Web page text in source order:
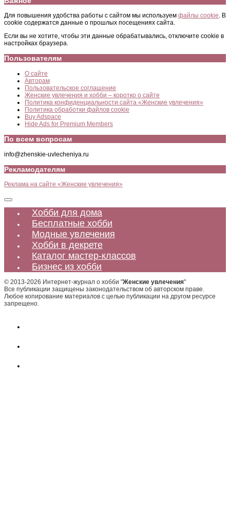
Для повышения удобства работы с сайтом мы используем файлы cookie. В
cookie содержатся данные о прошлых посещениях сайта.
Если вы не хотите, чтобы эти данные обрабатывались, отключите cookie в
настройках браузера.
Пользователям
О сайте
Авторам
Пользовательское соглашение
Женские увлечения и хобби – коротко о сайте
Политика конфиденциальности сайта «Женские увлечения»
Политика обработки файлов cookie
Buy Adspace
Hide Ads for Premium Members
По всем вопросам
info@zhenskie-uvlecheniya.ru
Рекламодателям
Реклама на сайте «Женские увлечения»
Хобби для дома
Бесплатные хобби
Модные увлечения
Хобби в декрете
Каталог мастер-классов
Бизнес из хобби
© 2013-2026 Интернет-журнал о хобби "Женские увлечения"
Все публикации защищены законодательством об авторском праве.
Любое копирование материалов с целью публикации на другом ресурсе
запрещено.